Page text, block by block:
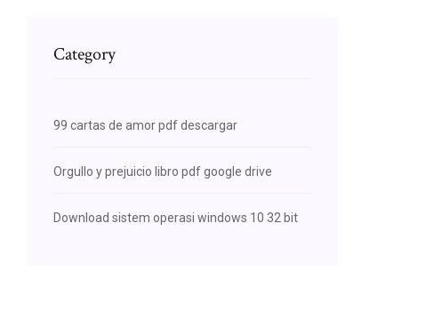
Category
99 cartas de amor pdf descargar
Orgullo y prejuicio libro pdf google drive
Download sistem operasi windows 10 32 bit